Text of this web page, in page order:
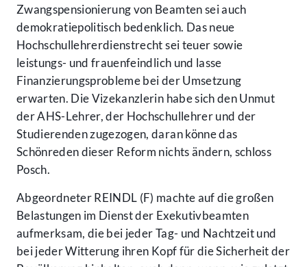
Zwangspensionierung von Beamten sei auch
demokratiepolitisch bedenklich. Das neue
Hochschullehrerdienstrecht sei teuer sowie
leistungs- und frauenfeindlich und lasse
Finanzierungsprobleme bei der Umsetzung
erwarten. Die Vizekanzlerin habe sich den Unmut
der AHS-Lehrer, der Hochschullehrer und der
Studierenden zugezogen, daran könne das
Schönreden dieser Reform nichts ändern, schloss
Posch.
Abgeordneter REINDL (F) machte auf die großen
Belastungen im Dienst der Exekutivbeamten
aufmerksam, die bei jeder Tag- und Nachtzeit und
bei jeder Witterung ihren Kopf für die Sicherheit der